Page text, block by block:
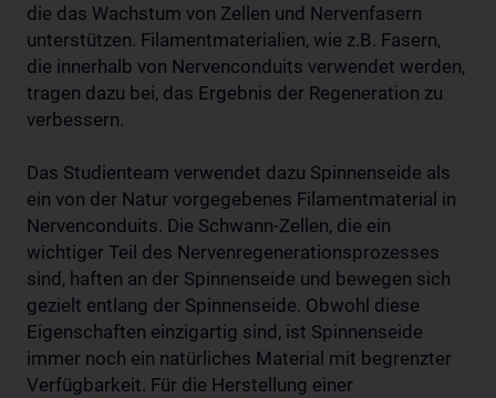
die das Wachstum von Zellen und Nervenfasern
unterstützen. Filamentmaterialien, wie z.B. Fasern,
die innerhalb von Nervenconduits verwendet werden,
tragen dazu bei, das Ergebnis der Regeneration zu
verbessern.
Das Studienteam verwendet dazu Spinnenseide als
ein von der Natur vorgegebenes Filamentmaterial in
Nervenconduits. Die Schwann-Zellen, die ein
wichtiger Teil des Nervenregenerationsprozesses
sind, haften an der Spinnenseide und bewegen sich
gezielt entlang der Spinnenseide. Obwohl diese
Eigenschaften einzigartig sind, ist Spinnenseide
immer noch ein natürliches Material mit begrenzter
Verfügbarkeit. Für die Herstellung einer